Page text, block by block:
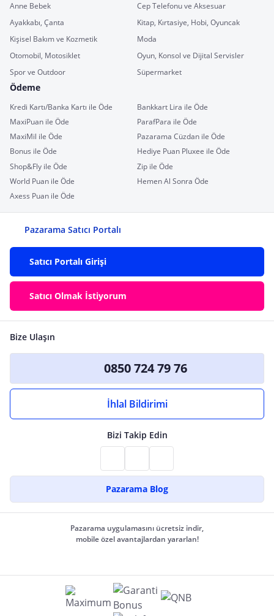
Anne Bebek
Cep Telefonu ve Aksesuar
Ayakkabı, Çanta
Kitap, Kırtasiye, Hobi, Oyuncak
Kişisel Bakım ve Kozmetik
Moda
Otomobil, Motosiklet
Oyun, Konsol ve Dijital Servisler
Spor ve Outdoor
Süpermarket
Ödeme
Kredi Kartı/Banka Kartı ile Öde
Bankkart Lira ile Öde
MaxiPuan ile Öde
ParafPara ile Öde
MaxiMil ile Öde
Pazarama Cüzdan ile Öde
Bonus ile Öde
Hediye Puan Pluxee ile Öde
Shop&Fly ile Öde
Zip ile Öde
World Puan ile Öde
Hemen Al Sonra Öde
Axess Puan ile Öde
Pazarama Satıcı Portalı
Satıcı Portalı Girişi
Satıcı Olmak İstiyorum
Bize Ulaşın
0850 724 79 76
İhlal Bildirimi
Bizi Takip Edin
Pazarama Blog
Pazarama uygulamasını ücretsiz indir,
mobile özel avantajlardan yararlan!